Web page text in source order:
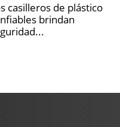
casilleros de plástico
brindan